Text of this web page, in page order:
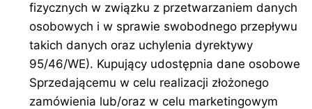
fizycznych w związku z przetwarzaniem danych
osobowych i w sprawie swobodnego przepływu
takich danych oraz uchylenia dyrektywy
95/46/WE). Kupujący udostępnia dane osobowe
Sprzedającemu w celu realizacji złożonego
zamówienia lub/oraz w celu marketingowym